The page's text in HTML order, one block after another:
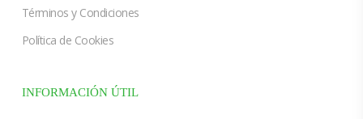
Términos y Condiciones
Política de Cookies
INFORMACIÓN ÚTIL